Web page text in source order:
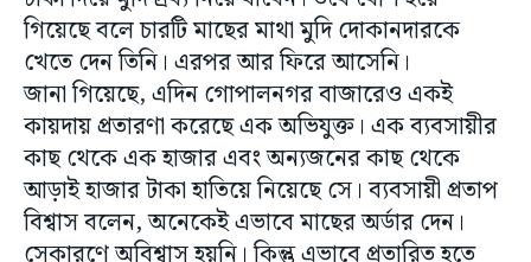
গিয়েছে বলে চারটি মাছের মাথা মুদি দোকানদারকে
খেতে দেন তিনি। এরপর আর ফিরে আসেনি।
জানা গিয়েছে, এদিন গোপালনগর বাজারেও একই
কায়দায় প্রতারণা করেছে এক অভিযুক্ত। এক ব্যবসায়ীর
কাছ থেকে এক হাজার এবং অন্যজনের কাছ থেকে
আড়াই হাজার টাকা হাতিয়ে নিয়েছে সে। ব্যবসায়ী প্রতাপ
বিশ্বাস বলেন, অনেকেই এভাবে মাছের অর্ডার দেন।